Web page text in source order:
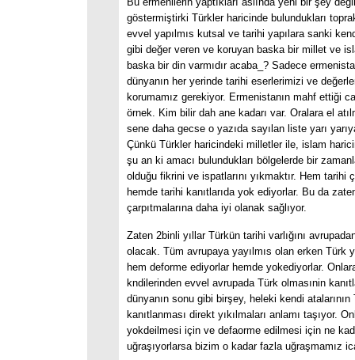
göstermiştirki Türkler haricinde bulundukları
evvel yapılmıs kutsal ve tarihi yapılara sanki
gibi değer veren ve koruyan baska bir millet ve
baska bir din varmıdır acaba_? Sadece
dünyanın her yerinde tarihi eserlerimizi ve
korumamız gerekiyor. Ermenistanın mahf ettiği
örnek. Kim bilir dah ane kadarı var. Oralara el
sene daha gecse o yazıda sayılan liste yarı
Çünkü Türkler haricindeki milletler ile, islam
şu an ki amacı bulundukları bölgelerde bir
olduğu fikrini ve ispatlarını yıkmaktır. Hem tarihi
hemde tarihi kanıtlarıda yok ediyorlar. Bu da
çarpıtmalarına daha iyi olanak sağlıyor.
Zaten 2binli yıllar Türkün tarihi varlığını
olacak. Tüm avrupaya yayılmıs olan erken Türk
hem deforme ediyorlar hemde yokediyorlar.
kndilerinden evvel avrupada Türk olmasınin
dünyanın sonu gibi birşey, heleki kendi atalarının
kanıtlanması direkt yıkılmaları anlamı taşıyor.
yokdeilmesi için ve defaorme edilmesi için ne
uğraşıyorlarsa bizim o kadar fazla uğraşmamız